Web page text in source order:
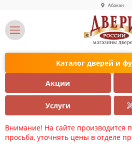
Абакан
Каталог дверей и
Акции
Услуги
Внимание! На сайте производится
просьба, уточнять цены в отделе